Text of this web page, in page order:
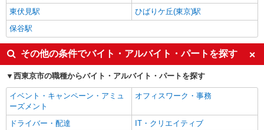
東伏見駅
ひばりケ丘(東京)駅
保谷駅
その他の条件でバイト・アルバイト・パートを探す
西東京市の職種からバイト・アルバイト・パートを探す
イベント・キャンペーン・アミュ
ーズメント
オフィスワーク・事務
ドライバー・配達
IT・クリエイティブ